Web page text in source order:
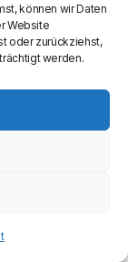
können wir Daten
Website
oder zurückziehst,
werden.